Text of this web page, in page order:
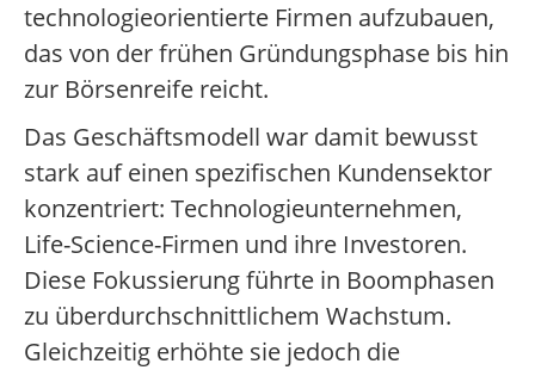
technologieorientierte Firmen aufzubauen,
das von der frühen Gründungsphase bis hin
zur Börsenreife reicht.
Das Geschäftsmodell war damit bewusst
stark auf einen spezifischen Kundensektor
konzentriert: Technologieunternehmen,
Life-Science-Firmen und ihre Investoren.
Diese Fokussierung führte in Boomphasen
zu überdurchschnittlichem Wachstum.
Gleichzeitig erhöhte sie jedoch die